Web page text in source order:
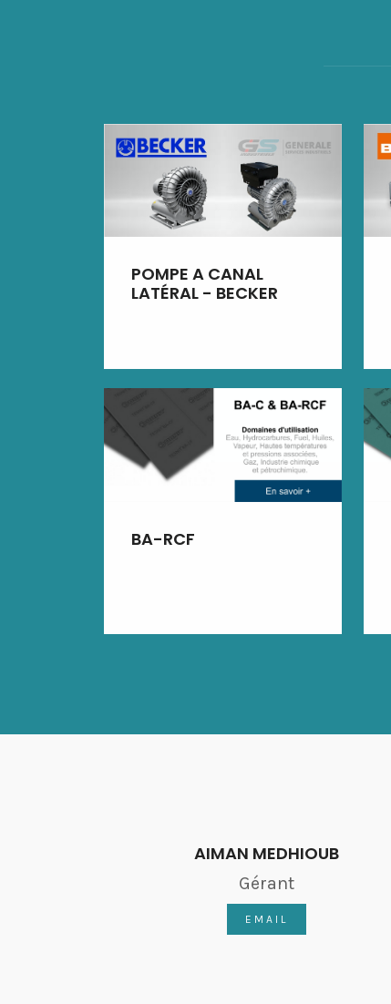
POMPE A CANAL
LATÉRAL - BECKER
BA-RCF
AIMAN MEDHIOUB
Gérant
EMAIL